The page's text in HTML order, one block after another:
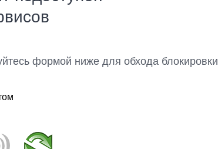
формой ниже для обхода блокировки